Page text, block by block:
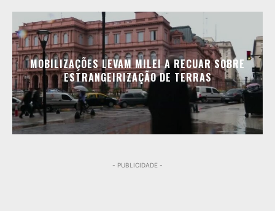
MOBILIZAÇÕES LEVAM MILEI A RECUAR SOBRE
ESTRANGEIRIZAÇÃO DE TERRAS
- PUBLICIDADE -